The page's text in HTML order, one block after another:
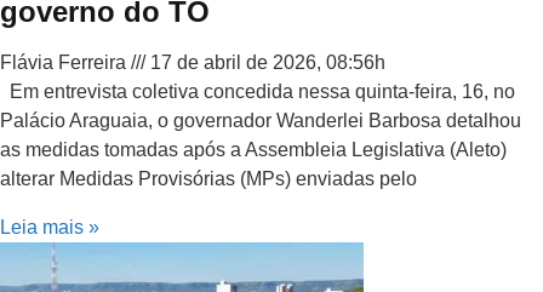
governo do TO
Flávia Ferreira
17 de abril de 2026, 08:56h
Em entrevista coletiva concedida nessa quinta-feira, 16, no
Palácio Araguaia, o governador Wanderlei Barbosa detalhou
as medidas tomadas após a Assembleia Legislativa (Aleto)
alterar Medidas Provisórias (MPs) enviadas pelo
Leia mais »